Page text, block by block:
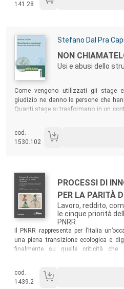
141.28
Autori:
Stefano Dal Pra
Titolo:
NON
Usi e abusi dello
Sommario:
Come vengono utilizzati gli stage
giudizio ne danno le persone che
Quanti stage si trasformano in un
quanto sono trasparenti le aziende
riflessione sugli stage extracurriculari,
loro introduzione, e presentando dati
cod.
1530.102
Autori:
Titolo:
PROCESSI DI
PER LA PARITÀ
Lavoro, reddito,
le cinque priorità
PNRR
Sommario:
Il PNRR rappresenta per l’Italia
una piena transizione ecologica e
finalmente su quelle criticità che
riguardano, in particolare, le persone
e approfondita rispetto ad alcuni
discriminazione verso le donne.
cod.
1439.2